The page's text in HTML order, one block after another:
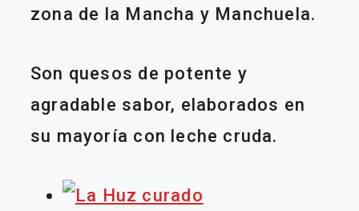
zona de la Mancha y Manchuela.
Son quesos de potente y
agradable sabor, elaborados en
su mayoría con leche cruda.